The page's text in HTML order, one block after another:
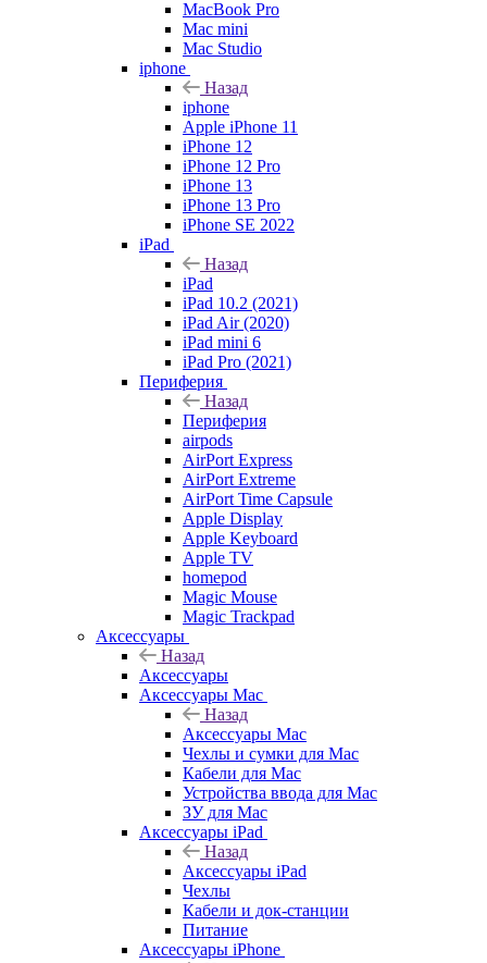
MacBook Pro
Mac mini
Mac Studio
iphone
Назад
iphone
Apple iPhone 11
iPhone 12
iPhone 12 Pro
iPhone 13
iPhone 13 Pro
iPhone SE 2022
iPad
Назад
iPad
iPad 10.2 (2021)
iPad Air (2020)
iPad mini 6
iPad Pro (2021)
Периферия
Назад
Периферия
airpods
AirPort Express
AirPort Extreme
AirPort Time Capsule
Apple Display
Apple Keyboard
Apple TV
homepod
Magic Mouse
Magic Trackpad
Аксессуары
Назад
Аксессуары
Аксессуары Mac
Назад
Аксессуары Mac
Чехлы и сумки для Mac
Кабели для Mac
Устройства ввода для Mac
ЗУ для Mac
Аксессуары iPad
Назад
Аксессуары iPad
Чехлы
Кабели и док-станции
Питание
Аксессуары iPhone